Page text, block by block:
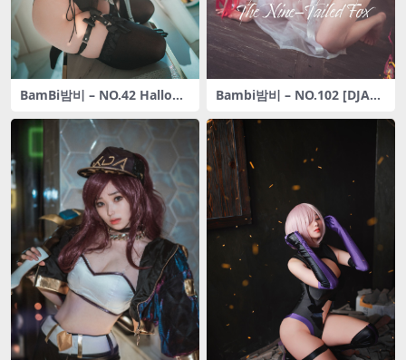
BamBi밤비 – NO.42 Hallowe
MB]
Bambi밤비 – NO.102 [DJAW
ed Fox [51P-305MB]